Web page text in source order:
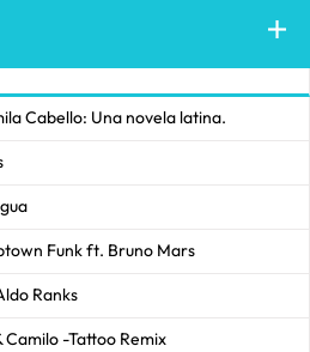
Cabello: Una novela latina.
Funk ft. Bruno Mars
Ranks
Camilo -Tattoo Remix